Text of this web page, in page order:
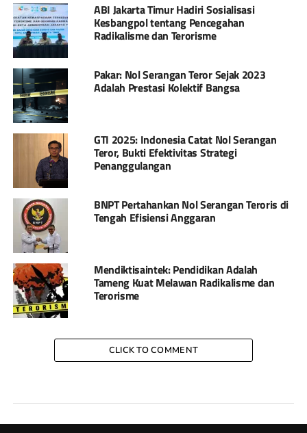
ABI Jakarta Timur Hadiri Sosialisasi
Kesbangpol tentang Pencegahan
Radikalisme dan Terorisme
Pakar: Nol Serangan Teror Sejak 2023
Adalah Prestasi Kolektif Bangsa
GTI 2025: Indonesia Catat Nol Serangan
Teror, Bukti Efektivitas Strategi
Penanggulangan
BNPT Pertahankan Nol Serangan Teroris di
Tengah Efisiensi Anggaran
Mendiktisaintek: Pendidikan Adalah
Tameng Kuat Melawan Radikalisme dan
Terorisme
CLICK TO COMMENT